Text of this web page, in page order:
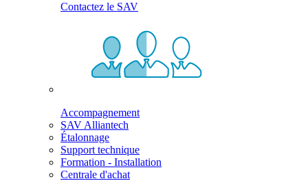
Contactez le SAV
Accompagnement
SAV Alliantech
Étalonnage
Support technique
Formation - Installation
Centrale d'achat